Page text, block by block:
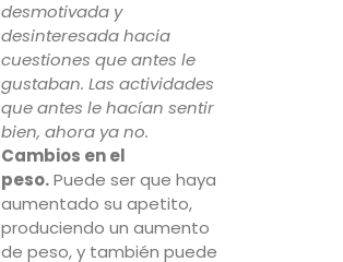
desmotivada y
desinteresada hacia
cuestiones que antes le
gustaban. Las actividades
que antes le hacían sentir
bien, ahora ya no.
Cambios en el
peso.Puede ser que haya
aumentado su apetito,
produciendo un aumento
de peso, y también puede